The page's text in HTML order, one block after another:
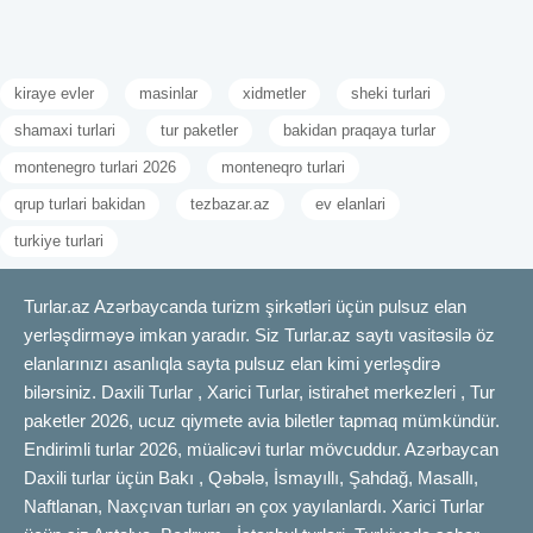
kiraye evler masinlar xidmetler sheki turlari
shamaxi turlari tur paketler bakidan praqaya turlar
montenegro turlari 2026 monteneqro turlari
qrup turlari bakidan tezbazar.az ev elanlari
turkiye turlari
Turlar.az Azərbaycanda turizm şirkətləri üçün pulsuz elan
yerləşdirməyə imkan yaradır. Siz Turlar.az saytı vasitəsilə öz
elanlarınızı asanlıqla sayta pulsuz elan kimi yerləşdirə
bilərsiniz. Daxili Turlar , Xarici Turlar, istirahet merkezleri , Tur
paketler 2026, ucuz qiymete avia biletler tapmaq mümkündür.
Endirimli turlar 2026, müalicəvi turlar mövcuddur. Azərbaycan
Daxili turlar üçün Bakı , Qəbələ, İsmayıllı, Şahdağ, Masallı,
Naftlanan, Naxçıvan turları ən çox yayılanlardı. Xarici Turlar